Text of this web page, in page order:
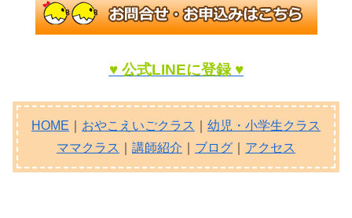
♥ 公式LINEに登録 ♥
HOME おやこえいごクラス
幼児・小学生クラス
ママクラス
講師紹介 ブログ アクセス